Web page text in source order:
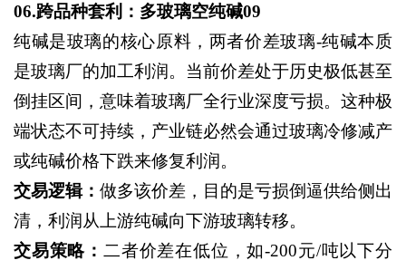
06.跨品种套利：多玻璃空纯碱09
纯碱是玻璃的核心原料，两者价差玻璃-纯碱本质
是玻璃厂的加工利润。当前价差处于历史极低甚至
倒挂区间，意味着玻璃厂全行业深度亏损。这种极
端状态不可持续，产业链必然会通过玻璃冷修减产
或纯碱价格下跌来修复利润。
交易逻辑： 做多该价差，目的是亏损倒逼供给侧出
清，利润从上游纯碱向下游玻璃转移。
交易策略： 二者价差在低位，如-200元/吨以下分